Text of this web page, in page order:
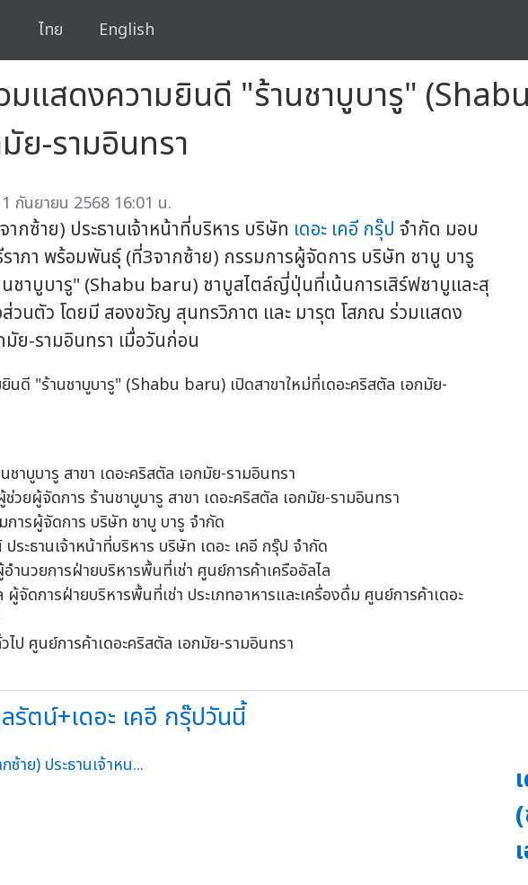
ไทย English
มแสดงความยินดี "ร้านชาบูบารู"
ย-รามอินทรา
กันยายน 2568 16:01 น.
ากซ้าย) ประธานเจ้าหน้าที่บริหาร บริษัท เดอะ เคอี กรุ๊ป จำกัด มอบ
าภา พร้อมพันธุ์ (ที่3จากซ้าย) กรรมการผู้จัดการ บริษัท ชาบู บารู
นชาบูบารู" (Shabu baru) ชาบูสไตล์ญี่ปุ่นที่เน้นการเสิร์ฟชาบูและสุ
นตัว โดยมี สองขวัญ สุนทรวิภาต และ มารุต โสภณ ร่วมแสดง
ย-รามอินทรา เมื่อวันก่อน
าบูบารู สาขา เดอะคริสตัล เอกมัย-รามอินทรา
ยผู้จัดการ ร้านชาบูบารู สาขา เดอะคริสตัล เอกมัย-รามอินทรา
ารผู้จัดการ บริษัท ชาบู บารู จำกัด
ะธานเจ้าหน้าที่บริหาร บริษัท เดอะ เคอี กรุ๊ป จำกัด
นวยการฝ่ายบริหารพื้นที่เช่า ศูนย์การค้าเครืออัลไล
ดการฝ่ายบริหารพื้นที่เช่า ประเภทอาหารและเครื่องดื่ม ศูนย์การค้าเดอะ
ป ศูนย์การค้าเดอะคริสตัล เอกมัย-รามอินทรา
ตน์+เดอะ เคอี กรุ๊ปวันนี้